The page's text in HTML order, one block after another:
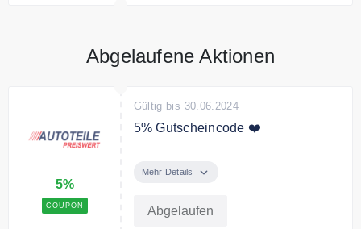
Abgelaufene Aktionen
5%
COUPON
Gültig bis 30.06.2024
5% Gutscheincode ❤️
Rabatt auf Ihre gesamte
Mehr Details
Abgelaufen